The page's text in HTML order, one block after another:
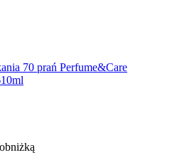
70 prań Perfume&Care